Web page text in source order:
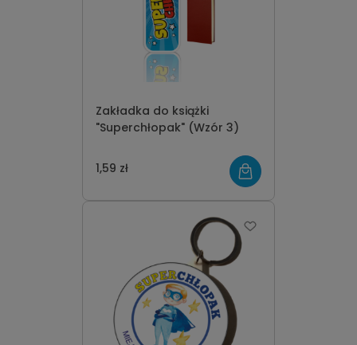
Zakładka do książki
"Superchłopak" (Wzór 3)
1,59 zł